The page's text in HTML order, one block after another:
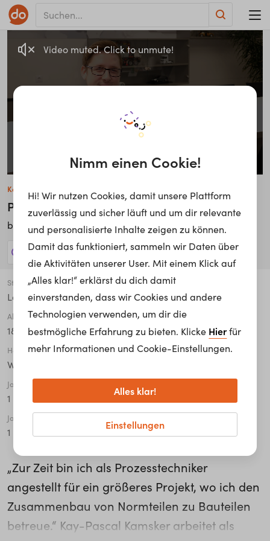
Video muted. Click to unmute!
Kay-Pascal Kamsker
Projekt-Ingenieur
bei VNT Automotive GmbH
36 Jobs anzeigen!
Stadt
Langenwang
Alter
18 - 24
Höchste abgeschlossene Ausbildung
Weiterführende Schule mit Berufsausbildung
Jahre in der Organisation
1 - 5
Jahre in der aktuellen Tätigkeit
1 - 5
„Zur Zeit bin ich als Prozesstechniker
angestellt für ein größeres Projekt, wo ich den
Zusammenbau von Normteilen zu Bauteilen
betreue.“ Kay-Pascal Kamsker arbeitet als
Nimm einen Cookie!
Hi! Wir nutzen Cookies, damit unsere Plattform
zuverlässig und sicher läuft und um dir relevante
und personalisierte Inhalte zeigen zu können.
Damit das funktioniert, sammeln wir Daten über
die Aktivitäten unserer User. Mit einem Klick auf
„Alles klar!“ erklärst du dich damit
einverstanden, dass wir Cookies und andere
Technologien verwenden, um dir die
bestmögliche Erfahrung zu bieten. Klicke Hierfür
mehr Informationen und Cookie-Einstellungen.
Einstellungen
Alles klar!